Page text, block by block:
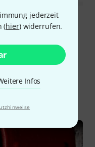
jederzeit
(hier) widerrufen.
Infos
lesen